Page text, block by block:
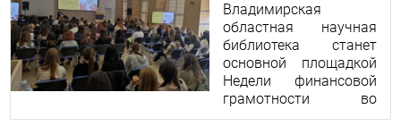
Владимирская
областная научная
библиотека станет
основной площадкой
Недели финансовой
грамотности во
Владимирской